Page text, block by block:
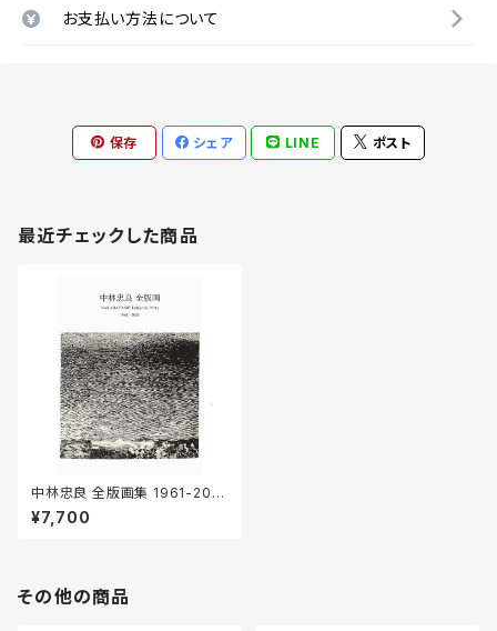
お支払い方法について
保存 シェア LINE ポスト
最近チェックした商品
中林忠良 全版画集 1961-202
6 【サイン入り】
¥7,700
その他の商品